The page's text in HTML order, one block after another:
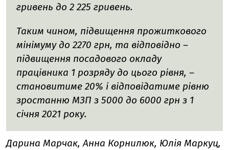
гривень до 2 225 гривень.
Таким чином, підвищення прожиткового
мінімуму до 2270 грн, та відповідно –
підвищення посадового окладу
працівника 1 розряду до цього рівня, –
становитиме 20% і відповідатиме рівню
зростанню МЗП з 5000 до 6000 грн з 1
січня 2021 року.
Дарина Марчак, Анна Корнилюк, Юлія Маркуц,